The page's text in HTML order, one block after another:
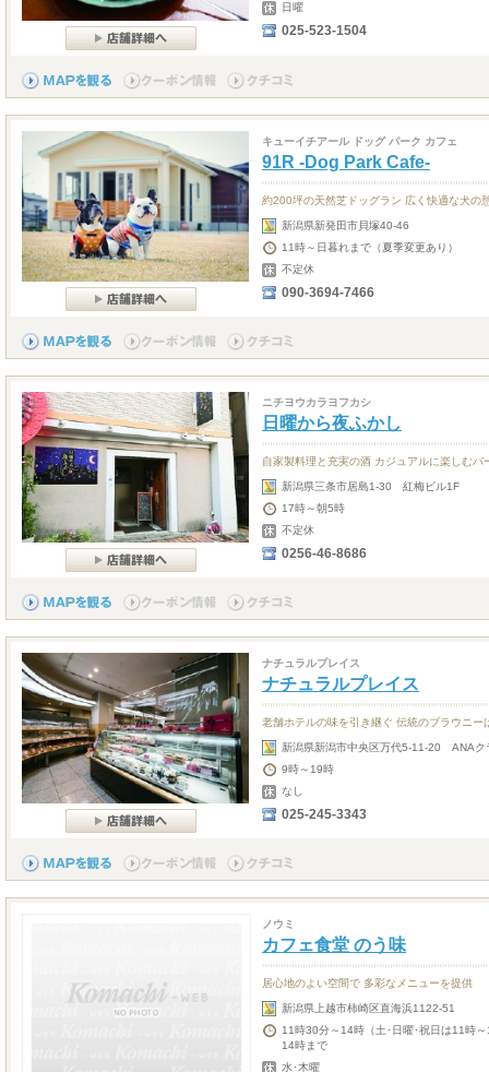
日曜
025-523-1504
キューイチアール ドッグ パーク カフェ
91R -Dog Park Cafe-
約200坪の天然芝ドッグラン 広く快適な犬の
新潟県新発田市貝塚40-46
11時～日暮れまで（夏季変更あり）
不定休
090-3694-7466
ニチヨウカラヨフカシ
日曜から夜ふかし
自家製料理と充実の酒 カジュアルに楽しむバ
新潟県三条市居島1-30 紅梅ビル1F
17時～朝5時
不定休
0256-46-8686
ナチュラルプレイス
ナチュラルプレイス
老舗ホテルの味を引き継ぐ 伝統のブラウニー
新潟県新潟市中央区万代5-11-20 ANAク
9時～19時
なし
025-245-3343
ノウミ
カフェ食堂 のう味
居心地のよい空間で 多彩なメニューを提供
新潟県上越市柿崎区直海浜1122-51
11時30分～14時（土･日曜･祝日は11時
14時まで
水･木曜